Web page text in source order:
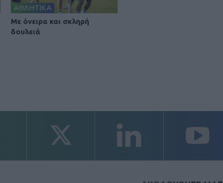
ΑΘΛΗΤΙΚΑ
Με όνειρα και σκληρή
δουλειά